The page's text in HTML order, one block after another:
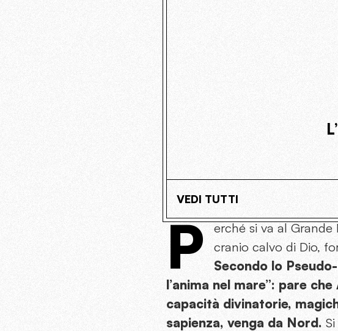
VEDI TUTTI
P
erché si va al
cranio calvo di Dio,
Secondo lo
l’anima nel mare”: pare
capacità divinatorie,
sapienza, venga da Nord.